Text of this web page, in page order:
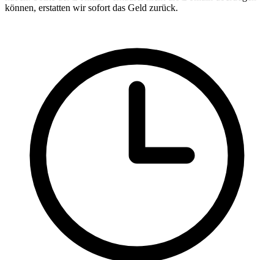
können, erstatten wir sofort das Geld zurück.